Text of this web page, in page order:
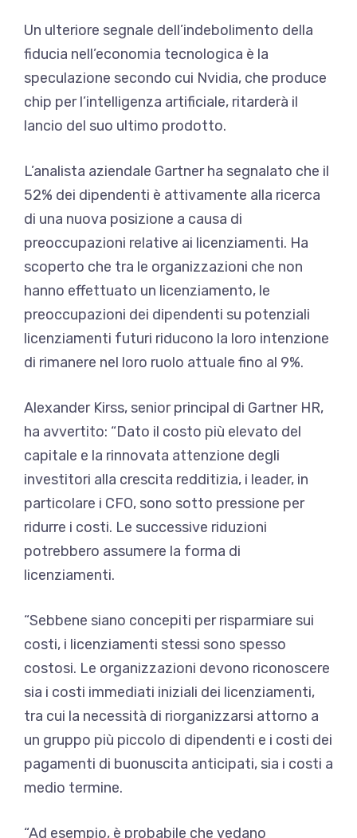
Un ulteriore segnale dell’indebolimento della
fiducia nell’economia tecnologica è la
speculazione secondo cui Nvidia, che produce
chip per l’intelligenza artificiale, ritarderà il
lancio del suo ultimo prodotto.
L’analista aziendale Gartner ha segnalato che il
52% dei dipendenti è attivamente alla ricerca
di una nuova posizione a causa di
preoccupazioni relative ai licenziamenti. Ha
scoperto che tra le organizzazioni che non
hanno effettuato un licenziamento, le
preoccupazioni dei dipendenti su potenziali
licenziamenti futuri riducono la loro intenzione
di rimanere nel loro ruolo attuale fino al 9%.
Alexander Kirss, senior principal di Gartner HR,
ha avvertito: “Dato il costo più elevato del
capitale e la rinnovata attenzione degli
investitori alla crescita redditizia, i leader, in
particolare i CFO, sono sotto pressione per
ridurre i costi. Le successive riduzioni
potrebbero assumere la forma di
licenziamenti.
“Sebbene siano concepiti per risparmiare sui
costi, i licenziamenti stessi sono spesso
costosi. Le organizzazioni devono riconoscere
sia i costi immediati iniziali dei licenziamenti,
tra cui la necessità di riorganizzarsi attorno a
un gruppo più piccolo di dipendenti e i costi dei
pagamenti di buonuscita anticipati, sia i costi a
medio termine.
“Ad esempio, è probabile che vedano